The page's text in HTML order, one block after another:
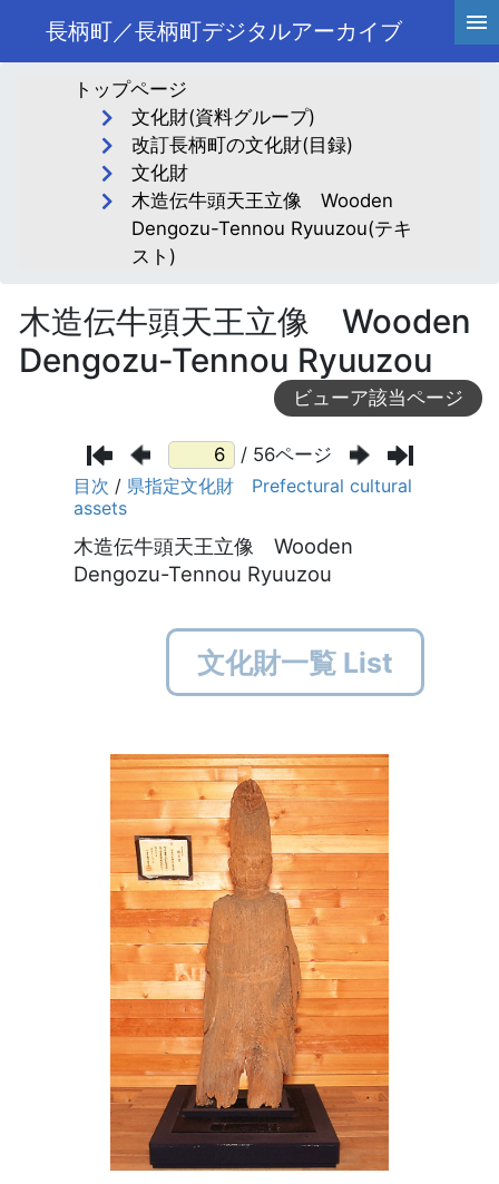
長柄町／長柄町デジタルアーカイブ
トップページ
文化財(資料グループ)
改訂長柄町の文化財(目録)
文化財
木造伝牛頭天王立像 Wooden
Dengozu-Tennou Ryuuzou(テキ
スト)
木造伝牛頭天王立像 Wooden
Dengozu-Tennou Ryuuzou
ビューア該当ページ
/ 56ページ